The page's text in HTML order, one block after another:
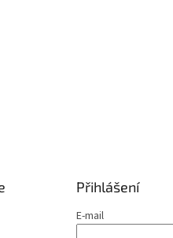
Přihlášení
E-mail